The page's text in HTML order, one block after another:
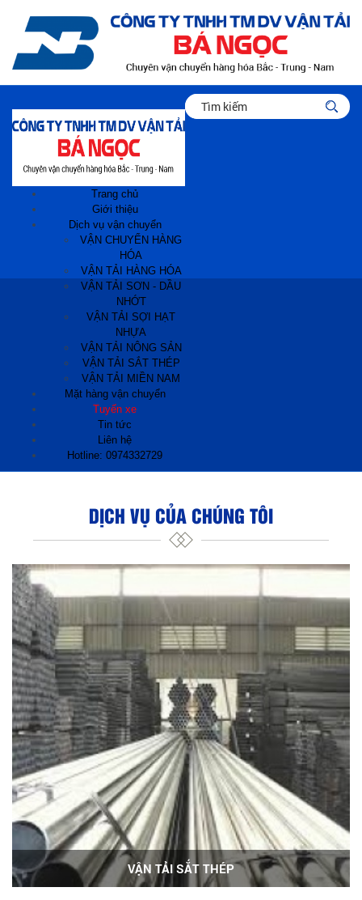
Trang chủ
Giới thiệu
Dịch vụ vận chuyển
VẬN CHUYỂN HÀNG
HÓA
VẬN TẢI HÀNG HÓA
VẬN TẢI SƠN - DẦU
NHỚT
VẬN TẢI SỢI HẠT
NHỰA
VẬN TẢI NÔNG SẢN
VẬN TẢI SẮT THÉP
VẬN TẢI MIỀN NAM
Mặt hàng vận chuyển
Tuyến xe
Tin tức
Liên hệ
Hotline: 0974332729
DỊCH VỤ CỦA CHÚNG TÔI
VẬN TẢI SẮT THÉP